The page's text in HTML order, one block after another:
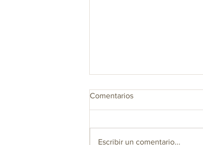
Comentarios
Escribir un comentario...